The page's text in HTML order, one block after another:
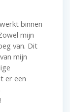
binnen
mijn
van. Dit
mijn
er een